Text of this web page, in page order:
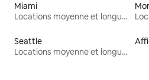
Miami
Locations moyenne et longue durée
Seattle
Locations moyenne et longue durée